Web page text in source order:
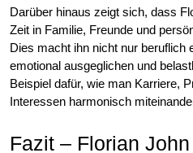
Darüber hinaus zeigt sich, dass
Zeit in Familie, Freunde und
Dies macht ihn nicht nur beruflich
emotional ausgeglichen und
Beispiel dafür, wie man Karriere,
Interessen harmonisch
Fazit – Florian